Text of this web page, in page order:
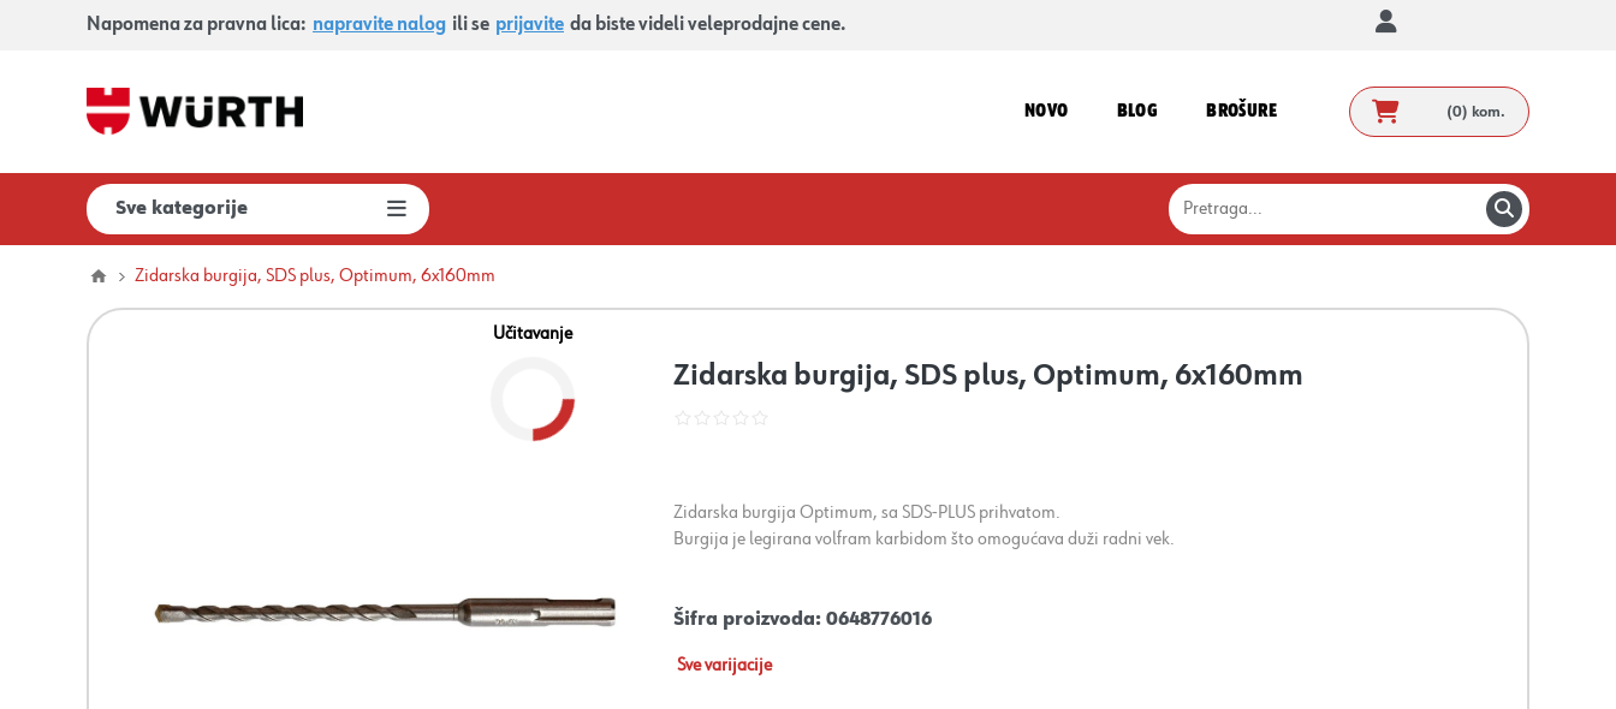
Napomena za pravna lica: napravite nalog ili se prijavite da biste videli veleprodajne cene.
NOVO BLOG BROŠURE (0) kom.
Sve kategorije
Zidarska burgija, SDS plus, Optimum, 6x160mm
Učitavanje
Zidarska burgija, SDS plus, Optimum, 6x160mm
Zidarska burgija Optimum, sa SDS-PLUS prihvatom.
Burgija je legirana volfram karbidom što omogućava duži radni vek.
Šifra proizvoda: 0648776016
Sve varijacije